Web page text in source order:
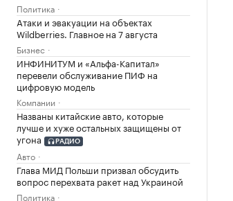
Политика
Атаки и эвакуации на объектах
Wildberries. Главное на 7 августа
Бизнес
ИНФИНИТУМ и «Альфа-Капитал»
перевели обслуживание ПИФ на
цифровую модель
Компании
Названы китайские авто, которые
лучше и хуже остальных защищены от
угона
РАДИО
Авто
Глава МИД Польши призвал обсудить
вопрос перехвата ракет над Украиной
Политика